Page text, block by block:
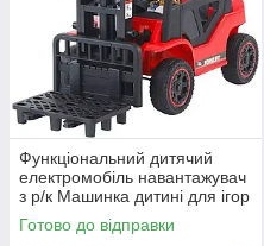
Функціональний дитячий
електромобіль навантажувач
з р/к Машинка дитині для ігор
і катання Музика світло Їде 6
км/год
Готово до відправки